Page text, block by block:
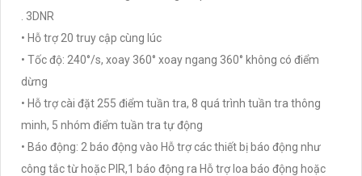
. 3DNR
• Hỗ trợ 20 truy cập cùng lúc
• Tốc độ: 240°/s, xoay 360° xoay ngang 360° không có điểm
dừng
• Hỗ trợ cài đặt 255 điểm tuần tra, 8 quá trình tuần tra thông
minh, 5 nhóm điểm tuần tra tự động
• Báo động: 2 báo động vào Hỗ trợ các thiết bị báo động như
công tắc từ hoặc PIR,1 báo động ra Hỗ trợ loa báo động hoặc